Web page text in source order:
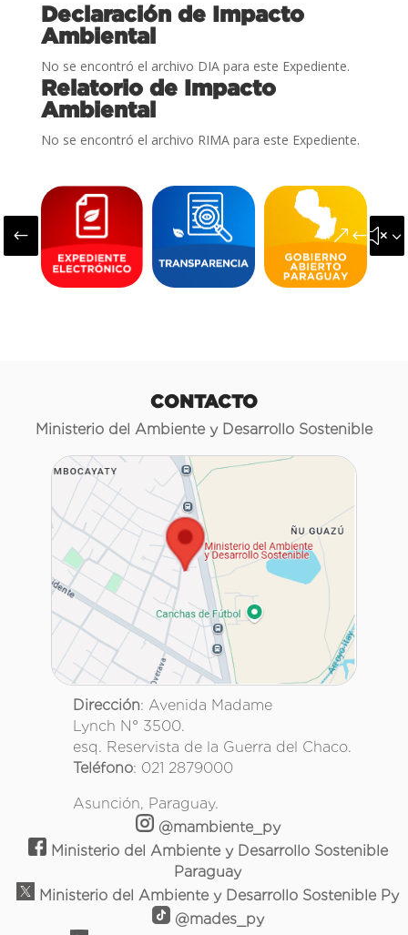
Declaración de Impacto
Ambiental
No se encontró el archivo DIA para este Expediente.
Relatorio de Impacto
Ambiental
No se encontró el archivo RIMA para este Expediente.
#
CONTACTO
Ministerio del Ambiente y Desarrollo Sostenible
Dirección: Avenida Madame
Lynch N° 3500.
esq. Reservista de la Guerra del Chaco.
Teléfono: 021 2879000
Asunción, Paraguay.
@mambiente_py
Ministerio del Ambiente y Desarrollo Sostenible
Paraguay
Ministerio del Ambiente y Desarrollo Sostenible Py
@mades_py